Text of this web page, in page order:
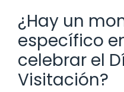
¿Hay un
específico
celebrar el
Visitación?